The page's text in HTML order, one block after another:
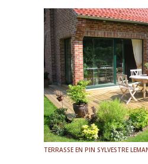
TERRASSE EN PIN SYLVESTRE